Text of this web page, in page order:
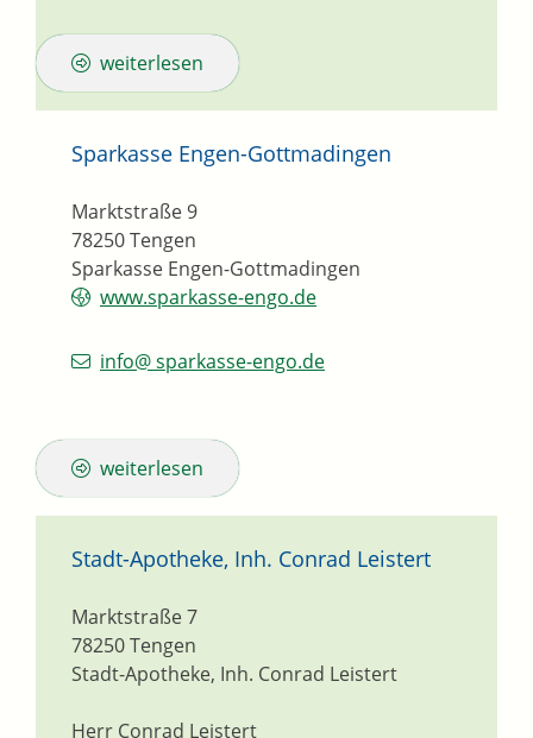
weiterlesen
Sparkasse Engen-Gottmadingen
Sparkasse Engen-Gottmadingen
Marktstraße 9
78250Tengen
www.sparkasse-engo.de
info@ sparkasse-engo.de
weiterlesen
Stadt-Apotheke, Inh. Conrad Leistert
Stadt-Apotheke, Inh. Conrad Leistert
Marktstraße 7
78250Tengen
Herr Conrad Leistert